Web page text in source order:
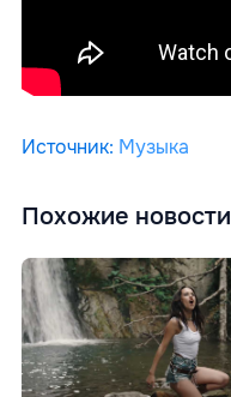
Источник: Музыка
Похожие новости